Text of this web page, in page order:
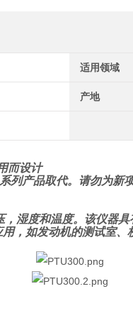
适用领域
产地
而设计
列产品取代。请勿为新
湿度和温度。该仪器
，如发动机的测试室